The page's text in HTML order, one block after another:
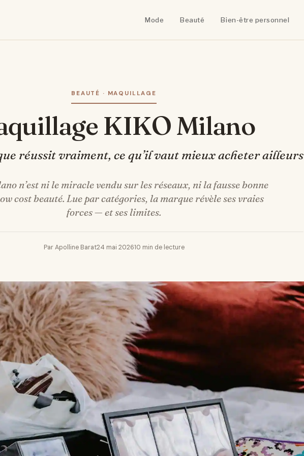
Mode Beauté Bien-être personnel
BEAUTÉ · MAQUILLAGE
KIKO Milano
réussit vraiment, ce qu’il vaut mieux acheter ailleurs
n’est ni le miracle vendu sur les réseaux, ni la fausse bonne
cost beauté. Lue par catégories, la marque révèle ses vraies
forces — et ses limites.
Par Apolline Barat24 mai 202610 min de lecture